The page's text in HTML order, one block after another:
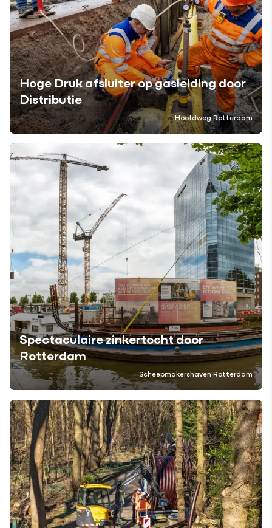
Hoge Druk afsluiter op gasleiding door
Distributie
Hoofdweg Rotterdam
Spectaculaire zinkertocht door
Rotterdam
Scheepmakershaven Rotterdam